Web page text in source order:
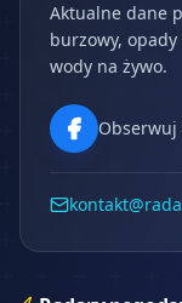
Aktualne dane
burzowy,
wody na żywo.
Obserwuj